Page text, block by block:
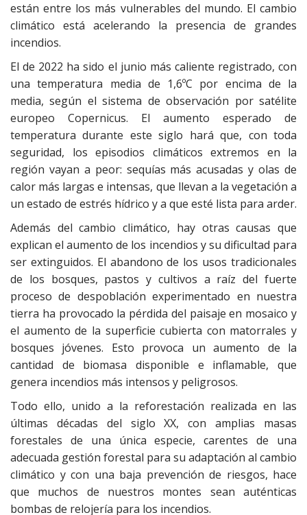
están entre los más vulnerables del mundo. El cambio
climático está acelerando la presencia de grandes
incendios.
El de 2022 ha sido el junio más caliente registrado, con
una temperatura media de 1,6ºC por encima de la
media, según el sistema de observación por satélite
europeo Copernicus. El aumento esperado de
temperatura durante este siglo hará que, con toda
seguridad, los episodios climáticos extremos en la
región vayan a peor: sequías más acusadas y olas de
calor más largas e intensas, que llevan a la vegetación a
un estado de estrés hídrico y a que esté lista para arder.
Además del cambio climático, hay otras causas que
explican el aumento de los incendios y su dificultad para
ser extinguidos. El abandono de los usos tradicionales
de los bosques, pastos y cultivos a raíz del fuerte
proceso de despoblación experimentado en nuestra
tierra ha provocado la pérdida del paisaje en mosaico y
el aumento de la superficie cubierta con matorrales y
bosques jóvenes. Esto provoca un aumento de la
cantidad de biomasa disponible e inflamable, que
genera incendios más intensos y peligrosos.
Todo ello, unido a la reforestación realizada en las
últimas décadas del siglo XX, con amplias masas
forestales de una única especie, carentes de una
adecuada gestión forestal para su adaptación al cambio
climático y con una baja prevención de riesgos, hace
que muchos de nuestros montes sean auténticas
bombas de relojería para los incendios.